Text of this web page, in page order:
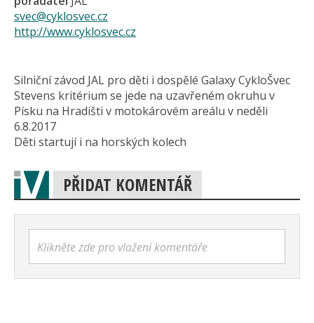
svec@cyklosvec.cz
http://www.cyklosvec.cz
Silniční závod JAL pro děti i dospělé Galaxy CykloŠvec
Stevens kritérium se jede na uzavřeném okruhu v
Písku na Hradišti v motokárovém areálu v neděli
6.8.2017
Děti startují i na horských kolech
PŘIDAT KOMENTÁŘ
Klikněte zde pro vložení komentáře